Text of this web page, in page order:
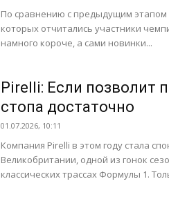
По сравнению с предыдущим этапом
которых отчитались участники
намного короче, а сами новинки...
Pirelli: Если позволит
стопа достаточно
01.07.2026, 10:11
Компания Pirelli в этом году стала
Великобритании, одной из гонок
классических трассах Формулы 1.